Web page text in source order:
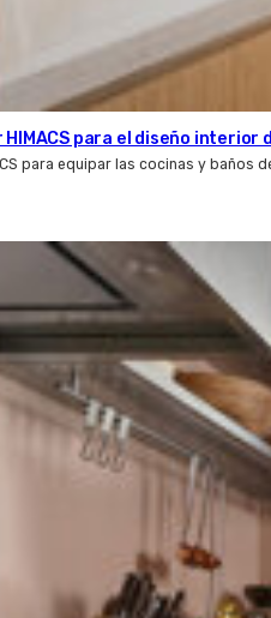
para el diseño interior
para equipar las cocinas y baños